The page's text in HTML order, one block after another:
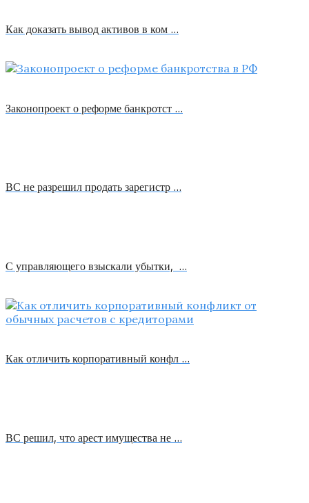
Как доказать вывод активов в ком …
Законопроект о реформе банкротст …
ВС не разрешил продать зарегистр …
С управляющего взыскали убытки, …
Как отличить корпоративный конфл …
ВС решил, что арест имущества не …